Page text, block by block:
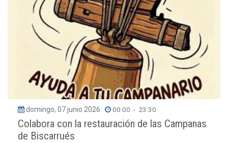
domingo, 07 junio 2026 00:00 - 23:30
Colabora con la restauración de las Campanas
de Biscarrués